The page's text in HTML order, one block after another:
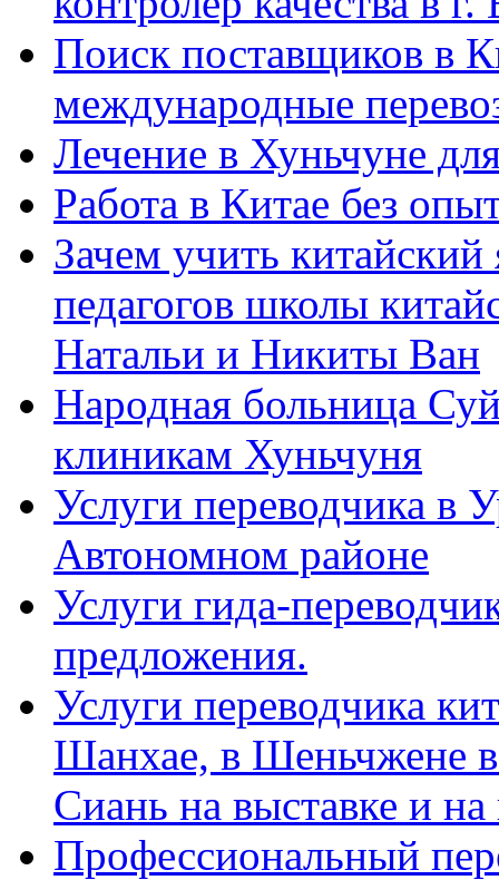
Поиск поставщиков в
международные
Лечение в Хуньчуне
Работа в Китае без
Зачем учить
педагогов школы
Натальи и Никиты Ван
Народная больница
клиникам Хуньчуня
Услуги переводчика в
Автономном районе
Услуги гида-
предложения.
Услуги переводчика
Шанхае, в Шеньчжене
Сиань на выставке и
Профессиональный